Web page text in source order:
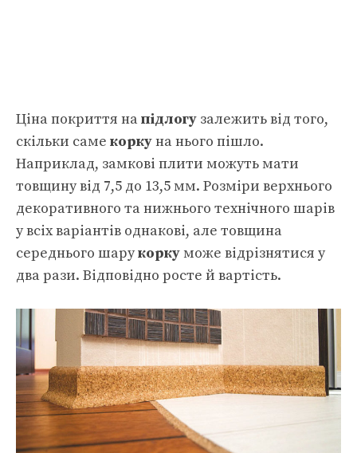
Ціна покриття напідлогу залежить від того,
скільки саме коркуна нього пішло.
Наприклад, замкові плити можуть мати
товщину від 7,5 до 13,5 мм. Розміри верхнього
декоративного та нижнього технічного шарів
у всіх варіантів однакові, але товщина
середнього шарукоркуможе відрізнятися у
два рази. Відповідно росте й вартість.